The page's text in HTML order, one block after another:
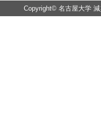
Copyright© 名古屋大学